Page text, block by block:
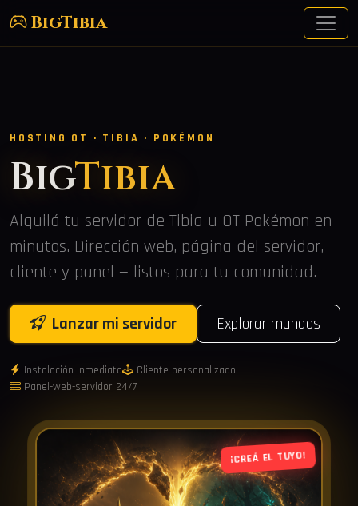
BigTibia
HOSTING OT · TIBIA · POKÉMON
BigTibia
Alquilá tu servidor de Tibia u OT Pokémon en
minutos. Dirección web, página del servidor,
cliente y panel — listos para tu comunidad.
Lanzar mi servidor Explorar mundos
Instalación inmediata
Cliente personalizado
Panel-web-servidor 24/7
¡CREÁ EL TUYO!